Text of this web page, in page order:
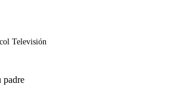
Televisión
padre